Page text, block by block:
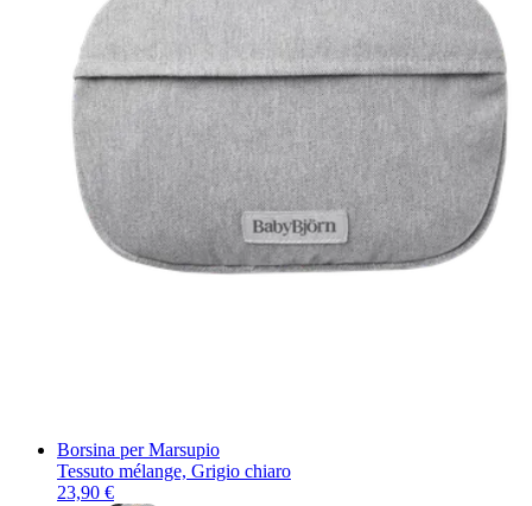
Borsina per Marsupio
Tessuto mélange, Grigio chiaro
23,90 €